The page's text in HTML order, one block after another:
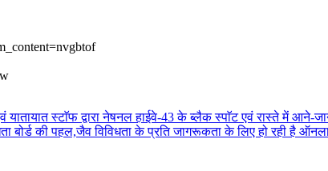
यातायात स्टाॅफ द्वारा नेषनल हाईवे-43 के ब्लैक स्पाॅट एवं रास्ते में आने-
बोर्ड की पहल,जैव विविधता के प्रति जागरूकता के लिए हो रही है